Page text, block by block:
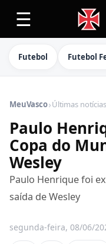
☰
Futebol Futebol
MeuVasco›Últimas notícias
Paulo
Copa do
Wesley
Paulo Henrique foi
saída de Wesley
segunda-feira, 08/06/